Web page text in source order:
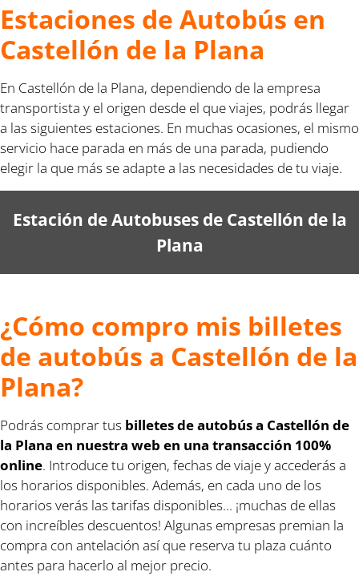
Estaciones de Autobús en
Castellón de la Plana
En Castellón de la Plana, dependiendo de la empresa
transportista y el origen desde el que viajes, podrás llegar
a las siguientes estaciones. En muchas ocasiones, el mismo
servicio hace parada en más de una parada, pudiendo
elegir la que más se adapte a las necesidades de tu viaje.
Estación de Autobuses de Castellón de la
Plana
¿Cómo compro mis billetes
de autobús a Castellón de la
Plana?
Podrás comprar tus billetes de autobús a Castellón de
la Plana en nuestra web en una transacción 100%
online. Introduce tu origen, fechas de viaje y accederás a
los horarios disponibles. Además, en cada uno de los
horarios verás las tarifas disponibles... ¡muchas de ellas
con increíbles descuentos! Algunas empresas premian la
compra con antelación así que reserva tu plaza cuánto
antes para hacerlo al mejor precio.